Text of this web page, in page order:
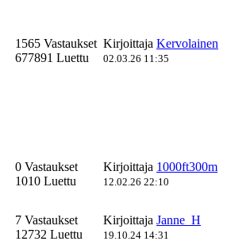
1565 Vastaukset
677891 Luettu
Kirjoittaja Kervolainen
02.03.26 11:35
0 Vastaukset
1010 Luettu
Kirjoittaja 1000ft300m
12.02.26 22:10
7 Vastaukset
12732 Luettu
Kirjoittaja Janne_H
19.10.24 14:31